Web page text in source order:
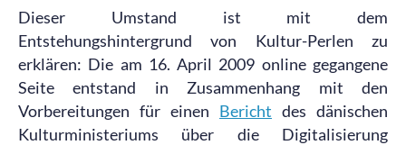
Dieser Umstand ist mit dem
Entstehungshintergrund von Kultur-Perlen zu
erklären: Die am 16. April 2009 online gegangene
Seite entstand in Zusammenhang mit den
Vorbereitungen für einen Bericht des dänischen
Kulturministeriums über die Digitalisierung